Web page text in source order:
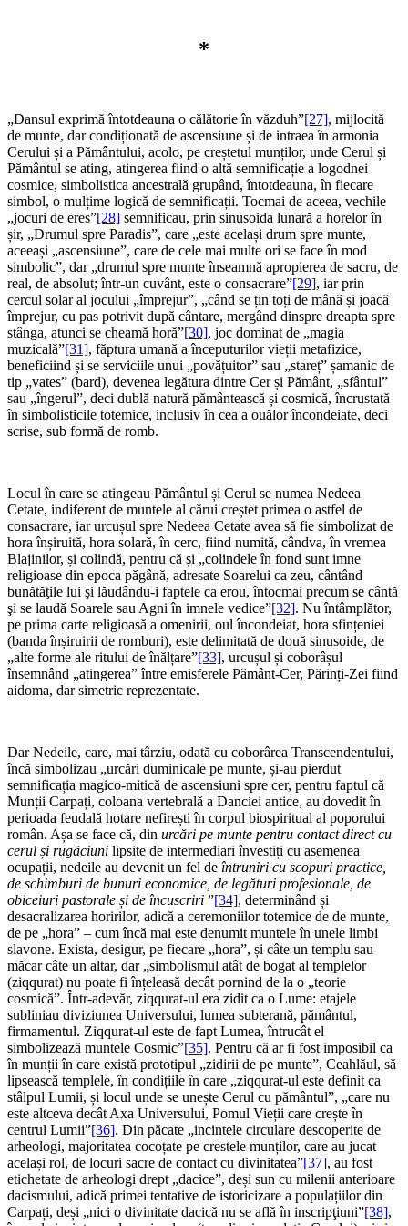
*
„Dansul exprimă întotdeauna o călătorie în văzduh”[27], mijlocită
de munte, dar condiționată de ascensiune și de intraea în armonia
Cerului și a Pământului, acolo, pe creștetul munților, unde Cerul și
Pământul se ating, atingerea fiind o altă semnificație a logodnei
cosmice, simbolistica ancestrală grupând, întotdeauna, în fiecare
simbol, o mulțime logică de semnificații. Tocmai de aceea, vechile
„jocuri de eres”[28] semnificau, prin sinusoida lunară a horelor în
șir, „Drumul spre Paradis”, care „este același drum spre munte,
aceeași „ascensiune”, care de cele mai multe ori se face în mod
simbolic”, dar „drumul spre munte înseamnă apropierea de sacru, de
real, de absolut; într-un cuvânt, este o consacrare”[29], iar prin
cercul solar al jocului „împrejur”, „când se țin toți de mână și joacă
împrejur, cu pas potrivit după cântare, mergând dinspre dreapta spre
stânga, atunci se cheamă horă”[30], joc dominat de „magia
muzicală”[31], făptura umană a începuturilor vieții metafizice,
beneficiind și se serviciile unui „povățuitor” sau „stareț” șamanic de
tip „vates” (bard), devenea legătura dintre Cer și Pământ, „sfântul”
sau „îngerul”, deci dublă natură pământească și cosmică, încrustată
în simbolisticile totemice, inclusiv în cea a ouălor încondeiate, deci
scrise, sub formă de romb.
Locul în care se atingeau Pământul și Cerul se numea Nedeea
Cetate, indiferent de muntele al cărui creștet primea o astfel de
consacrare, iar urcușul spre Nedeea Cetate avea să fie simbolizat de
hora înșiruită, hora solară, în cerc, fiind numită, cândva, în vremea
Blajinilor, și colindă, pentru că și „colindele în fond sunt imne
religioase din epoca păgână, adresate Soarelui ca zeu, cântând
bunătăţile lui şi lăudându-i faptele ca erou, întocmai precum se cântă
şi se laudă Soarele sau Agni în imnele vedice”[32]. Nu întâmplător,
pe prima carte religioasă a omenirii, oul încondeiat, hora sfințeniei
(banda înșiruirii de romburi), este delimitată de două sinusoide, de
„alte forme ale ritului de înălțare”[33], urcușul și coborâșul
însemnând „atingerea” între emisferele Pământ-Cer, Părinți-Zei fiind
aidoma, dar simetric reprezentate.
Dar Nedeile, care, mai târziu, odată cu coborârea Transcendentului,
încă simbolizau „urcări duminicale pe munte, și-au pierdut
semnificația magico-mitică de ascensiuni spre cer, pentru faptul că
Munții Carpați, coloana vertebrală a Danciei antice, au dovedit în
perioada feudală hotare nefirești în corpul biospiritual al poporului
român. Așa se face că, din urcări pe munte pentru contact direct cu
cerul și rugăciuni lipsite de intermediari învestiți cu asemenea
ocupații, nedeile au devenit un fel de întruniri cu scopuri practice,
de schimburi de bunuri economice, de legături profesionale, de
obiceiuri pastorale și de încuscriri ”[34], determinând și
desacralizarea horirilor, adică a ceremoniilor totemice de de munte,
de pe „hora” – cum încă mai este denumit muntele în unele limbi
slavone. Exista, desigur, pe fiecare „hora”, și câte un templu sau
măcar câte un altar, dar „simbolismul atât de bogat al templelor
(ziqqurat) nu poate fi înțeleasă decât pornind de la o „teorie
cosmică”. Într-adevăr, ziqqurat-ul era zidit ca o Lume: etajele
subliniau diviziunea Universului, lumea subterană, pământul,
firmamentul. Ziqqurat-ul este de fapt Lumea, întrucât el
simbolizează muntele Cosmic”[35]. Pentru că ar fi fost imposibil ca
în munții în care există prototipul „zidirii de pe munte”, Ceahlăul, să
lipsească templele, în condițiile în care „ziqqurat-ul este definit ca
stâlpul Lumii, și locul unde se unește Cerul cu pământul”, „care nu
este altceva decât Axa Universului, Pomul Vieții care crește în
centrul Lumii”[36]. Din păcate „incintele circulare descoperite de
arheologi, majoritatea cocoțate pe crestele munților, care au jucat
același rol, de locuri sacre de contact cu divinitatea”[37], au fost
etichetate de arheologi drept „dacice”, deși sun cu milenii anterioare
dacismului, adică primei tentative de istoricizare a populațiilor din
Carpați, deși „nici o divinitate dacică nu se află în inscripţiuni”[38],